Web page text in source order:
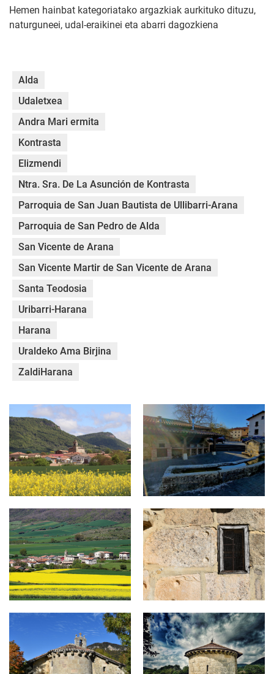
Hemen hainbat kategoriatako argazkiak aurkituko dituzu,
naturguneei, udal-eraikinei eta abarri dagozkiena
Alda
Udaletxea
Andra Mari ermita
Kontrasta
Elizmendi
Ntra. Sra. De La Asunción de Kontrasta
Parroquia de San Juan Bautista de Ullibarri-Arana
Parroquia de San Pedro de Alda
San Vicente de Arana
San Vicente Martir de San Vicente de Arana
Santa Teodosia
Uribarri-Harana
Harana
Uraldeko Ama Birjina
ZaldiHarana
ALDA.jpg ALDA - LAVADERO.jpg
ALDA (2).jpg ELIZMENDI 2.jpg
ELIZMENDI.jpg ERMITA ANDRA MARI